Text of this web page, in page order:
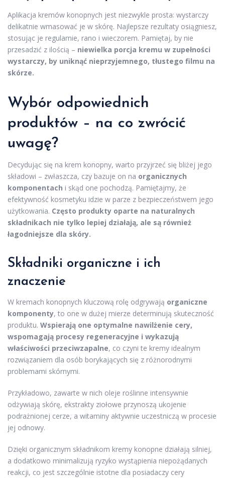
Aplikacja kremów konopnych jest niezwykle prosta: wystarczy
delikatnie wmasować je w skórę. Najlepsze rezultaty osiągniesz,
stosując je regularnie, rano i wieczorem. Pamiętaj, by nie
przesadzić z ilością – niewielka porcja kremu w zupełności
wystarczy, by uniknąć nieprzyjemnego, tłustego filmu na
skórze.
Wybór odpowiednich
produktów – na co zwrócić
uwagę?
Decydując się na krem konopny, warto przyjrzeć się bliżej jego
składowi – zwłaszcza, czy bazuje on na organicznych
komponentach i skąd one pochodzą. Pamiętajmy, że
efektywność kosmetyku idzie w parze z bezpieczeństwem jego
użytkowania. Często produkty oparte na naturalnych
składnikach nie tylko lepiej działają, ale są również
łagodniejsze dla skóry.
Składniki organiczne i ich
znaczenie
W kremach konopnych kluczową rolę odgrywają organiczne
komponenty, to one w dużej mierze determinują skuteczność
produktu. Wspierają one optymalne nawilżenie cery,
wspomagają procesy regeneracyjne i wykazują
właściwości przeciwzapalne, co czyni te kremy idealnym
rozwiązaniem dla osób borykających się z różnorodnymi
problemami skórnymi.
Przykładowo, zawarte w nich oleje roślinne intensywnie
odżywiają skórę, ekstrakty ziołowe przynoszą ukojenie
podrażnionej cerze, a witaminy aktywnie uczestniczą w procesie
jej odnowy.
Dzięki organicznym składnikom kremy konopne działają silniej,
a dodatkowo minimalizują ryzyko wystąpienia niepożądanych
reakcji, co jest szczególnie istotne dla posiadaczy cery